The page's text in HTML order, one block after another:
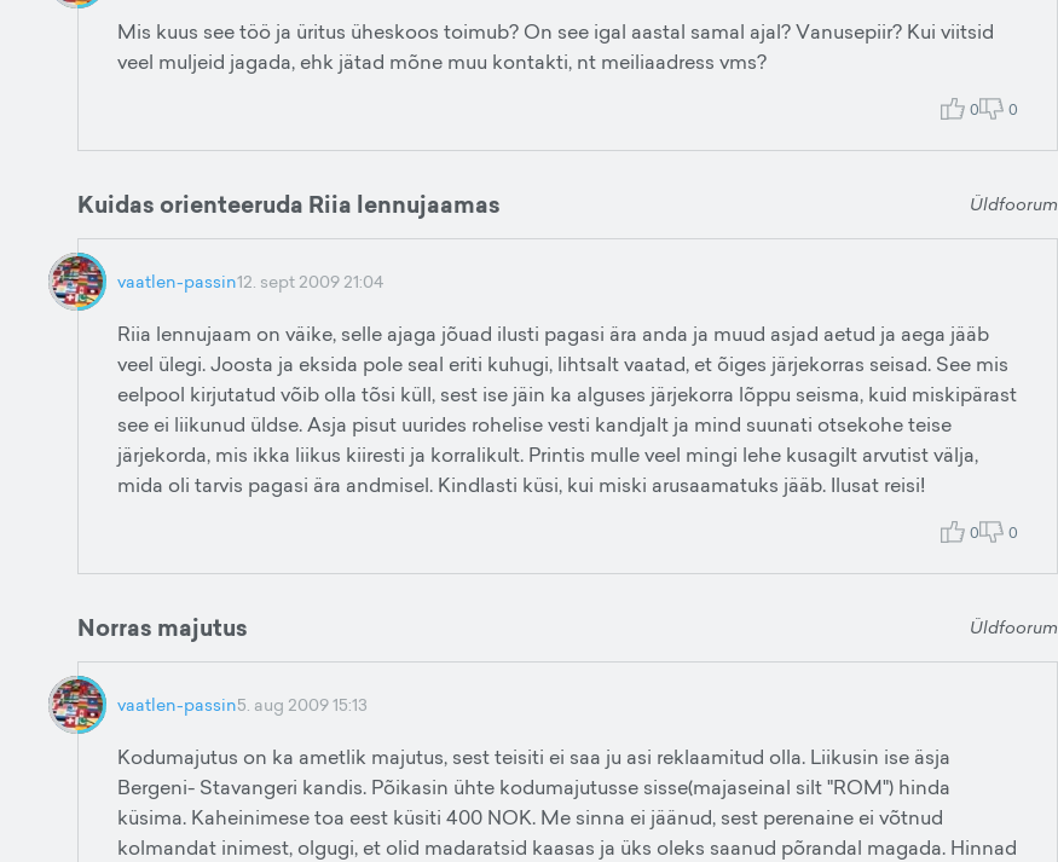
Mis kuus see töö ja üritus üheskoos toimub? On see igal aastal samal ajal? Vanusepiir? Kui viitsid
veel muljeid jagada, ehk jätad mõne muu kontakti, nt meiliaadress vms?
0 0
Kuidas orienteeruda Riia lennujaamas Üldfoorum
vaatlen-passin12. sept 2009 21:04
Riia lennujaam on väike, selle ajaga jõuad ilusti pagasi ära anda ja muud asjad aetud ja aega jääb
veel ülegi. Joosta ja eksida pole seal eriti kuhugi, lihtsalt vaatad, et õiges järjekorras seisad. See mis
eelpool kirjutatud võib olla tõsi küll, sest ise jäin ka alguses järjekorra lõppu seisma, kuid miskipärast
see ei liikunud üldse. Asja pisut uurides rohelise vesti kandjalt ja mind suunati otsekohe teise
järjekorda, mis ikka liikus kiiresti ja korralikult. Printis mulle veel mingi lehe kusagilt arvutist välja,
mida oli tarvis pagasi ära andmisel. Kindlasti küsi, kui miski arusaamatuks jääb. Ilusat reisi!
0 0
Norras majutus Üldfoorum
vaatlen-passin5. aug 2009 15:13
Kodumajutus on ka ametlik majutus, sest teisiti ei saa ju asi reklaamitud olla. Liikusin ise äsja
Bergeni- Stavangeri kandis. Põikasin ühte kodumajutusse sisse(majaseinal silt "ROM") hinda
küsima. Kaheinimese toa eest küsiti 400 NOK. Me sinna ei jäänud, sest perenaine ei võtnud
kolmandat inimest, olgugi, et olid madaratsid kaasas ja üks oleks saanud põrandal magada. Hinnad